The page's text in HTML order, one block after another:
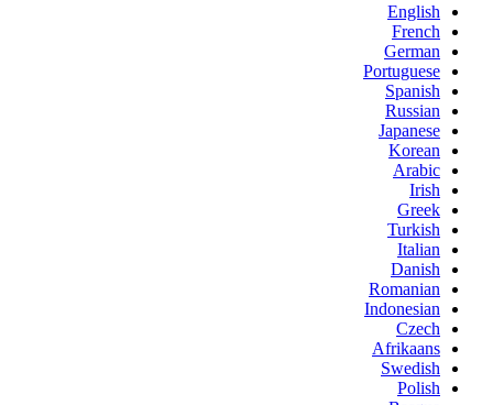
English
French
German
Portuguese
Spanish
Russian
Japanese
Korean
Arabic
Irish
Greek
Turkish
Italian
Danish
Romanian
Indonesian
Czech
Afrikaans
Swedish
Polish